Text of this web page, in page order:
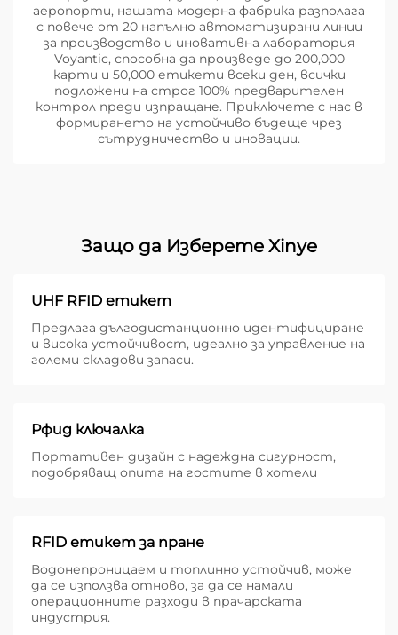
аеропорти, нашата модерна фабрика разполага
с повече от 20 напълно автоматизирани линии
за производство и иновативна лаборатория
Voyantic, способна да произведе до 200,000
карти и 50,000 етикети всеки ден, всички
подложени на строг 100% предварителен
контрол преди изпращане. Приключете с нас в
формирането на устойчиво бъдеще чрез
сътрудничество и иновации.
Защо да Изберете Xinye
UHF RFID етикет
Предлага дългодистанционно идентифициране
и висока устойчивост, идеално за управление на
големи складови запаси.
Рфид ключалка
Портативен дизайн с надеждна сигурност,
подобряващ опита на гостите в хотели
RFID етикет за пране
Водонепроницаем и топлинно устойчив, може
да се използва отново, за да се намали
операционните разходи в прачарската
индустрия.